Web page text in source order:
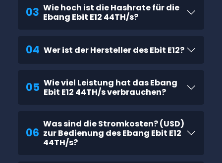
03 Wie hoch ist die Hashrate für die
Ebang Ebit E12 44TH/s?
04 Wer ist der Hersteller des Ebit E12?
05 Wie viel Leistung hat das Ebang
Ebit E12 44TH/s verbrauchen?
06
Was sind die Stromkosten? (USD)
zur Bedienung des Ebang Ebit E12
44TH/s?